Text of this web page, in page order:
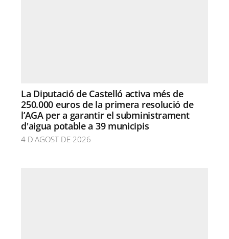
La Diputació de Castelló activa més de
250.000 euros de la primera resolució de
l’AGA per a garantir el subministrament
d'aigua potable a 39 municipis
4 D'AGOST DE 2026